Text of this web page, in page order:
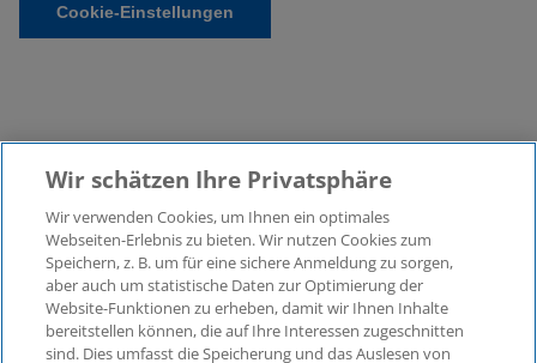
Cookie-Einstellungen
©2026 KPMG Law Rechtsanwaltsgesellschaft mbH,
assoziiert mit der KPMG AG
Wirtschaftsprüfungsgesellschaft, einer
Aktiengesellschaft nach deutschem Recht und ein
Mitglied der globalen KPMG-Organisation
Wir schätzen Ihre Privatsphäre
Wir verwenden Cookies, um Ihnen ein optimales
Webseiten-Erlebnis zu bieten. Wir nutzen Cookies zum
Speichern, z. B. um für eine sichere Anmeldung zu sorgen,
aber auch um statistische Daten zur Optimierung der
Website-Funktionen zu erheben, damit wir Ihnen Inhalte
bereitstellen können, die auf Ihre Interessen zugeschnitten
sind. Dies umfasst die Speicherung und das Auslesen von